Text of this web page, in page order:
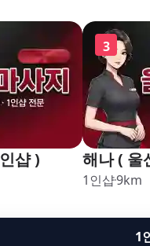
암남
샵 )
3
해나 ( 울
1인샵9km
1